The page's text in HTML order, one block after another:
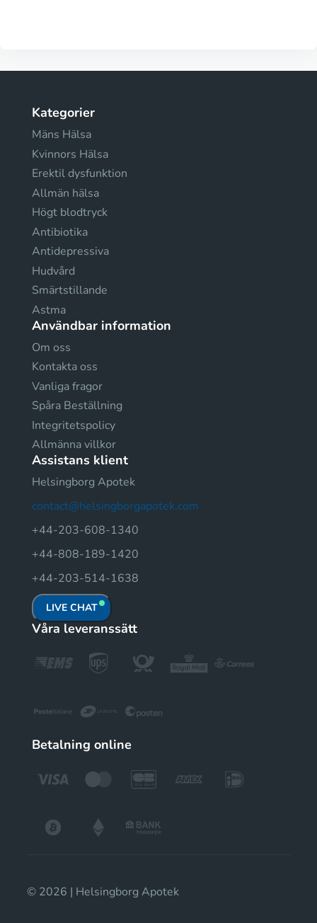
Kategorier
Mäns Hälsa
Kvinnors Hälsa
Erektil dysfunktion
Allmän hälsa
Högt blodtryck
Antibiotika
Antidepressiva
Hudvård
Smärtstillande
Astma
Användbar information
Om oss
Kontakta oss
Vanliga fragor
Spåra Beställning
Integritetspolicy
Allmänna villkor
Assistans klient
Helsingborg Apotek
contact@helsingborgapotek.com
+44-203-608-1340
+44-808-189-1420
+44-203-514-1638
LIVE CHAT
Våra leveranssätt
Betalning online
© 2026 | Helsingborg Apotek